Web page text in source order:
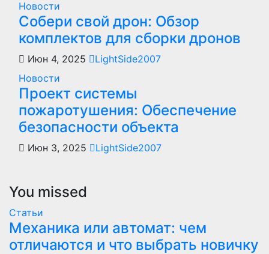
Новости
Собери свой дрон: Обзор
комплектов для сборки дронов
Июн 4, 2025
LightSide2007
Новости
Проект системы
пожаротушения: Обеспечение
безопасности объекта
Июн 3, 2025 LightSide2007
You missed
Статьи
Механика или автомат: чем
отличаются и что выбрать новичку